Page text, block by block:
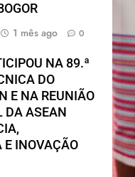
1 mês ago 0
NA 89.ª
DO
E NA REUNIÃO
DA ASEAN
E INOVAÇÃO